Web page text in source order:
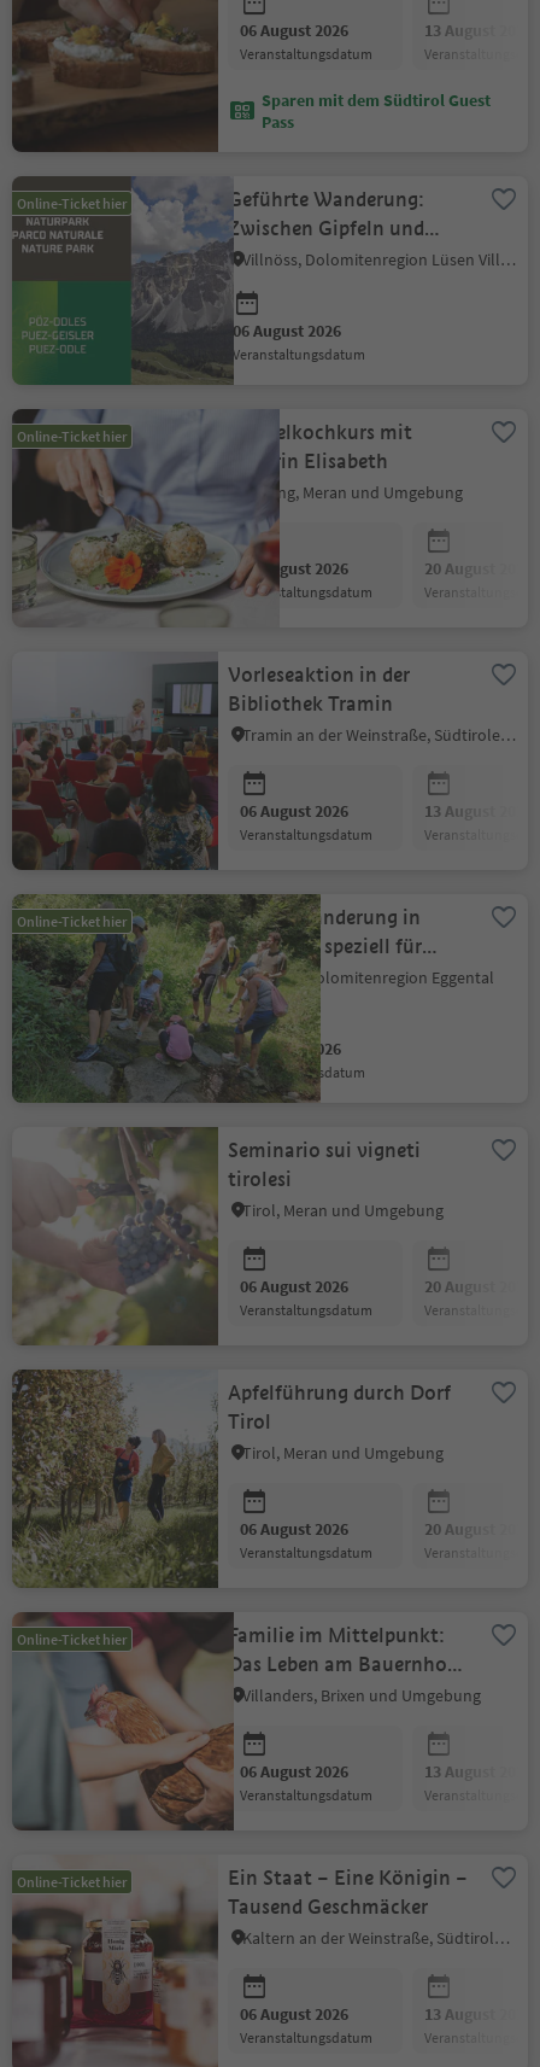
06 August 2026
Veranstaltungsdatum
13 August 2026
Sparen mit dem Südtirol Guest
Pass
Online-Ticket hier
Geführte Wanderung:
Zwischen Gipfeln und
Geschichte
Villnöss, Dolomitenregion Lüsen Villnöss
06 August 2026
Veranstaltungsdatum
Online-Ticket hier
Knödelkochkurs mit
Bäuerin Elisabeth
Marling, Meran und Umgebung
06 August 2026
Veranstaltungsdatum
20 August 2026
Vorleseaktion in der
Bibliothek Tramin
Tramin an der Weinstraße, Südtiroler Weinstraße
06 August 2026
Veranstaltungsdatum
13 August 2026
Online-Ticket hier
Kräuterwanderung in
Steinegg - speziell für
kleine Entdecker
Karneid, Dolomitenregion Eggental
06 August 2026
Veranstaltungsdatum
Seminario sui vigneti
tirolesi
Tirol, Meran und Umgebung
06 August 2026
Veranstaltungsdatum
20 August 2026
Apfelführung durch Dorf
Tirol
Tirol, Meran und Umgebung
06 August 2026
Veranstaltungsdatum
20 August 2026
Online-Ticket hier
Familie im Mittelpunkt:
Das Leben am Bauernhof
hautnah miterleben
Villanders, Brixen und Umgebung
06 August 2026
Veranstaltungsdatum
13 August 2026
Online-Ticket hier
Ein Staat – Eine Königin –
Tausend Geschmäcker
Kaltern an der Weinstraße, Südtiroler Weinstraße
06 August 2026
Veranstaltungsdatum
13 August 2026